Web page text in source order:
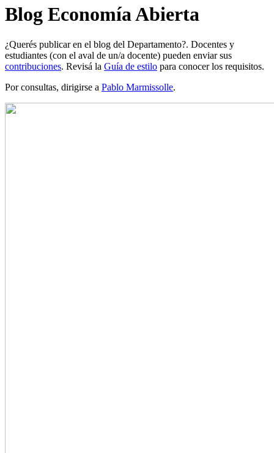
Blog Economía Abierta
¿Querés publicar en el blog del Departamento?. Docentes y
estudiantes (con el aval de un/a docente) pueden enviar sus
contribuciones. Revisá la Guía de estilo para conocer los requisitos.
Por consultas, dirigirse a Pablo Marmissolle.